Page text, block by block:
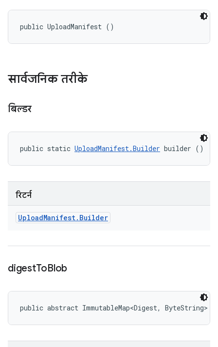
public UploadManifest ()
सार्वजनिक तरीके
बिल्डर
public static UploadManifest.Builder builder ()
रिटर्न
UploadManifest. Builder
digestToBlob
public abstract ImmutableMap<Digest, ByteString>